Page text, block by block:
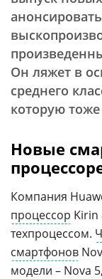
Он ляжет в
среднего
которую
Новые
Компания
процессор Kirin
техпроцессом.
смартфонов
модели – Nova